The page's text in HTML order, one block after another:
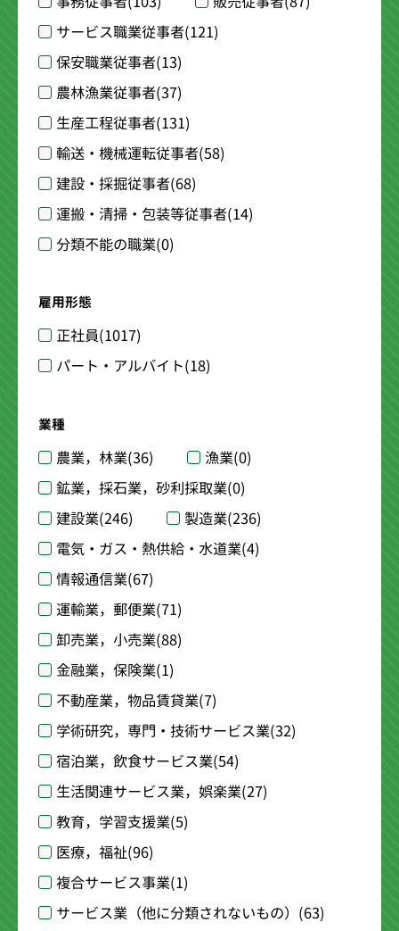
サービス職業従事者(121)
保安職業従事者(13)
農林漁業従事者(37)
生産工程従事者(131)
輸送・機械運転従事者(58)
建設・採掘従事者(68)
運搬・清掃・包装等従事者(14)
分類不能の職業(0)
雇用形態
正社員(1017)
パート・アルバイト(18)
業種
農業，林業(36) 漁業(0)
鉱業，採石業，砂利採取業(0)
建設業(246) 製造業(236)
電気・ガス・熱供給・水道業(4)
情報通信業(67)
運輸業，郵便業(71)
卸売業，小売業(88)
金融業，保険業(1)
不動産業，物品賃貸業(7)
学術研究，専門・技術サービス業(32)
宿泊業，飲食サービス業(54)
生活関連サービス業，娯楽業(27)
教育，学習支援業(5)
医療，福祉(96)
複合サービス事業(1)
サービス業（他に分類されないもの） (63)